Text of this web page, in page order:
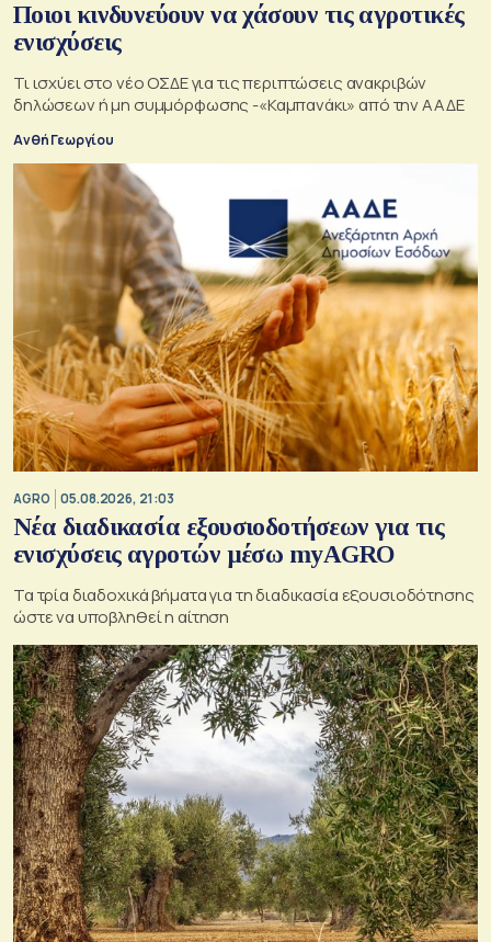
Ποιοι κινδυνεύουν να χάσουν τις αγροτικές
ενισχύσεις
Τι ισχύει στο νέο ΟΣΔΕ για τις περιπτώσεις ανακριβών
δηλώσεων ή μη συμμόρφωσης -«Καμπανάκι» από την ΑΑΔΕ
Ανθή Γεωργίου
AGRO 05.08.2026, 21:03
Νέα διαδικασία εξουσιοδοτήσεων για τις
ενισχύσεις αγροτών μέσω myAGRO
Τα τρία διαδοχικά βήματα για τη διαδικασία εξουσιοδότησης
ώστε να υποβληθεί η αίτηση